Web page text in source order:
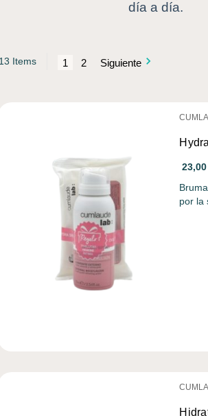
día a día.
Items 1 2 Siguiente
por la